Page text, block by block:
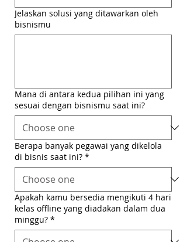
Jelaskan solusi yang ditawarkan oleh
bisnismu
Mana di antara kedua pilihan ini yang
sesuai dengan bisnismu saat ini?
Berapa banyak pegawai yang dikelola
di bisnis saat ini? *
Apakah kamu bersedia mengikuti 4 hari
kelas offline yang diadakan dalam dua
minggu? *